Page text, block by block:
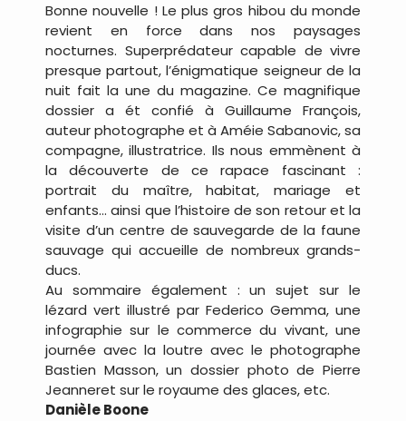
Bonne nouvelle ! Le plus gros hibou du monde
revient en force dans nos paysages
nocturnes. Superprédateur capable de vivre
presque partout, l’énigmatique seigneur de la
nuit fait la une du magazine. Ce magnifique
dossier a ét confié à Guillaume François,
auteur photographe et à Améie Sabanovic, sa
compagne, illustratrice. Ils nous emmènent à
la découverte de ce rapace fascinant :
portrait du maître, habitat, mariage et
enfants… ainsi que l’histoire de son retour et la
visite d’un centre de sauvegarde de la faune
sauvage qui accueille de nombreux grands-
ducs.
Au sommaire également : un sujet sur le
lézard vert illustré par Federico Gemma, une
infographie sur le commerce du vivant, une
journée avec la loutre avec le photographe
Bastien Masson, un dossier photo de Pierre
Jeanneret sur le royaume des glaces, etc.
Danièle Boone